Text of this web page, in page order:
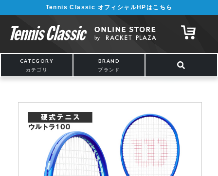
¥5,000以上の購入で送料無料!! 詳しくは こちら
Tennis Classic オフィシャルHPはこちら
CATEGORY
カテゴリ
BRAND
ブランド